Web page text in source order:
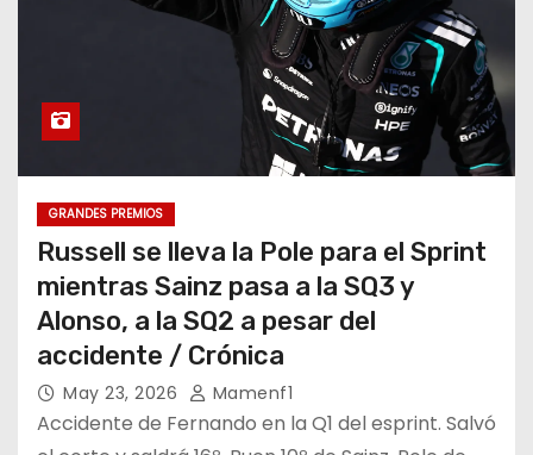
GRANDES PREMIOS
Russell se lleva la Pole para el Sprint
mientras Sainz pasa a la SQ3 y
Alonso, a la SQ2 a pesar del
accidente / Crónica
May 23, 2026 Mamenf1
Accidente de Fernando en la Q1 del esprint. Salvó